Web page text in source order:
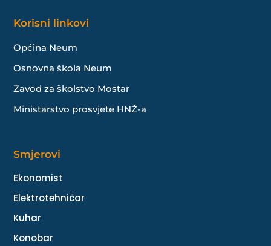
Korisni linkovi
Općina Neum
Osnovna škola Neum
Zavod za školstvo Mostar
Ministarstvo prosvjete HNŽ-a
Smjerovi
Ekonomist
Elektrotehničar
Kuhar
Konobar